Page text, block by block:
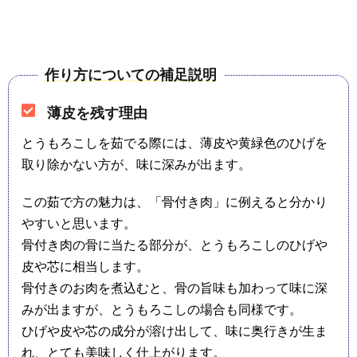
作り方についての補足説明
薄皮を残す理由
とうもろこしを茹でる際には、薄皮や黄緑色のひげを
取り除かない方が、味に深みが出ます。
この茹で方の魅力は、「骨付き肉」に例えると分かり
やすいと思います。
骨付き肉の骨に当たる部分が、とうもろこしのひげや
皮や芯に相当します。
骨付きのお肉を煮込むと、骨の旨味も加わって味に深
みが出ますが、とうもろこしの場合も同様です。
ひげや皮や芯の成分が溶け出して、味に奥行きが生ま
れ、とても美味しく仕上がります。